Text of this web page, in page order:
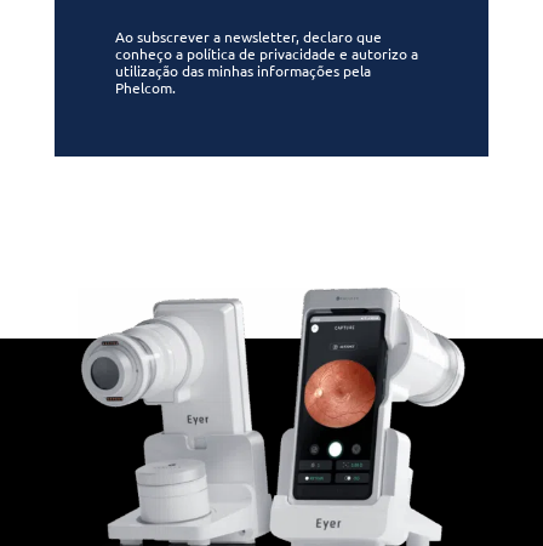
Ao subscrever a newsletter, declaro que
conheço a política de privacidade e autorizo a
utilização das minhas informações pela
Phelcom.